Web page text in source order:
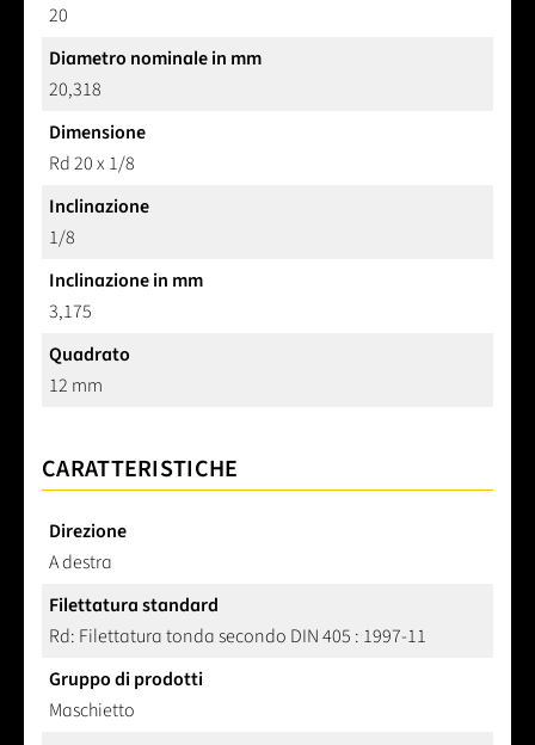
20
Diametro nominale in mm
20,318
Dimensione
Rd 20 x 1/8
Inclinazione
1/8
Inclinazione in mm
3,175
Quadrato
12 mm
CARATTERISTICHE
Direzione
A destra
Filettatura standard
Rd: Filettatura tonda secondo DIN 405 : 1997-11
Gruppo di prodotti
Maschietto